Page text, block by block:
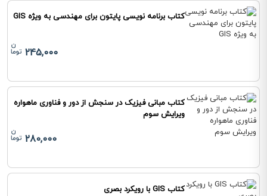
کتاب برنامه نویسی پایتون برای مهندسی به ویژه GIS
245,000
کتاب مبانی فیزیک در سنجش از دور و فناوری ماهواره
ویرایش سوم
280,000
کتاب GIS با رویکرد بصری